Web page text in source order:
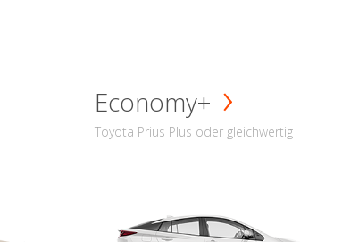
Economy+
Toyota Prius Plus oder gleichwertig